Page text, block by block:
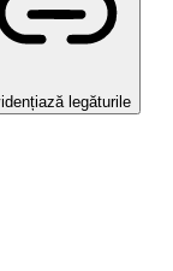
legăturile